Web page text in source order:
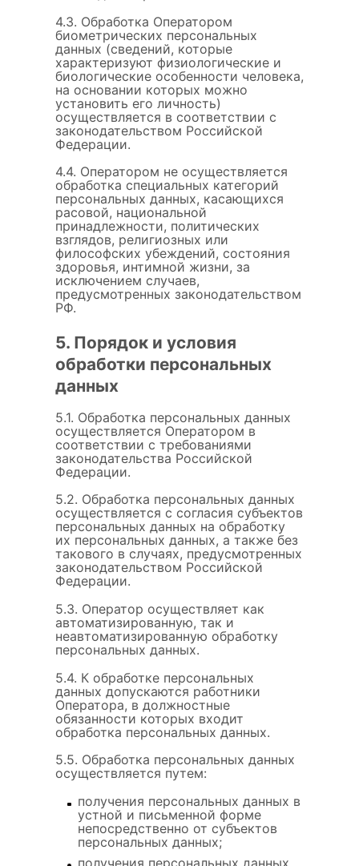
4.3. Обработка Оператором
биометрических персональных
данных (сведений, которые
характеризуют физиологические и
биологические особенности человека,
на основании которых можно
установить его личность)
осуществляется в соответствии с
законодательством Российской
Федерации.
4.4. Оператором не осуществляется
обработка специальных категорий
персональных данных, касающихся
расовой, национальной
принадлежности, политических
взглядов, религиозных или
философских убеждений, состояния
здоровья, интимной жизни, за
исключением случаев,
предусмотренных законодательством
РФ.
5. Порядок и условия
обработки персональных
данных
5.1. Обработка персональных данных
осуществляется Оператором в
соответствии с требованиями
законодательства Российской
Федерации.
5.2. Обработка персональных данных
осуществляется с согласия субъектов
персональных данных на обработку
их персональных данных, а также без
такового в случаях, предусмотренных
законодательством Российской
Федерации.
5.3. Оператор осуществляет как
автоматизированную, так и
неавтоматизированную обработку
персональных данных.
5.4. К обработке персональных
данных допускаются работники
Оператора, в должностные
обязанности которых входит
обработка персональных данных.
5.5. Обработка персональных данных
осуществляется путем:
получения персональных данных в
устной и письменной форме
непосредственно от субъектов
персональных данных;